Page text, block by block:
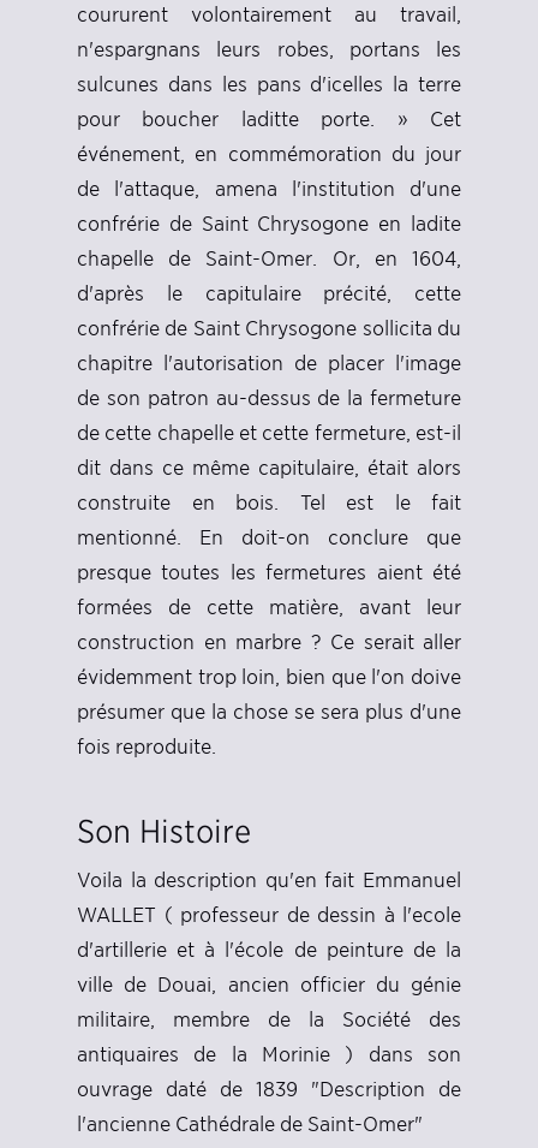
coururent volontairement au travail,
n'espargnans leurs robes, portans les
sulcunes dans les pans d'icelles la terre
pour boucher laditte porte. » Cet
événement, en commémoration du jour
de l'attaque, amena l'institution d'une
confrérie de Saint Chrysogone en ladite
chapelle de Saint-Omer. Or, en 1604,
d'après le capitulaire précité, cette
confrérie de Saint Chrysogone sollicita du
chapitre l'autorisation de placer l'image
de son patron au-dessus de la fermeture
de cette chapelle et cette fermeture, est-il
dit dans ce même capitulaire, était alors
construite en bois. Tel est le fait
mentionné. En doit-on conclure que
presque toutes les fermetures aient été
formées de cette matière, avant leur
construction en marbre ? Ce serait aller
évidemment trop loin, bien que l'on doive
présumer que la chose se sera plus d'une
fois reproduite.
Son Histoire
Voila la description qu'en fait Emmanuel
WALLET ( professeur de dessin à l'ecole
d'artillerie et à l'école de peinture de la
ville de Douai, ancien officier du génie
militaire, membre de la Société des
antiquaires de la Morinie ) dans son
ouvrage daté de 1839 "Description de
l'ancienne Cathédrale de Saint-Omer"